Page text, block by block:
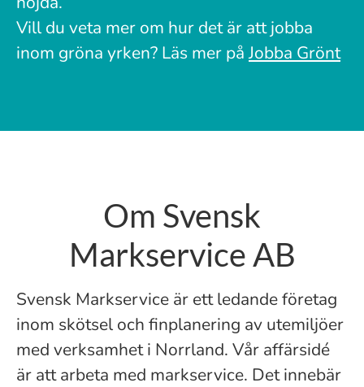
Vill du veta mer om hur det är att jobba
inom gröna yrken? Läs mer påJobba Grönt
Om Svensk
Markservice AB
Svensk Markservice är ett ledande företag
inom skötsel och finplanering av utemiljöer
med verksamhet i Norrland. Vår affärsidé
är att arbeta med markservice. Det innebär